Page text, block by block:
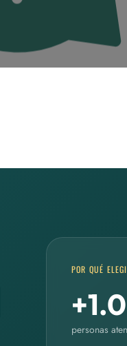
POR QUÉ
personas